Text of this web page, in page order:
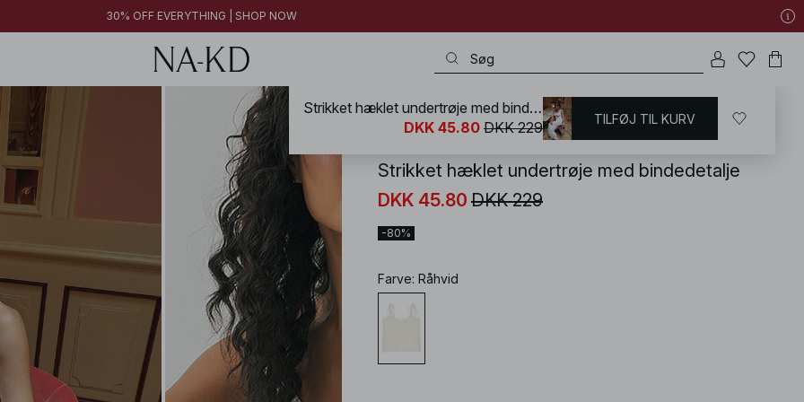
30% OFF EVERYTHING | SHOP NOW
NA-KD / T-shirts og Toppe / Toppe
Strikket hæklet undertrøje med bindedetalje
DKK 45.80 DKK 229
-80%
Farve: Råhvid
Strikket hæklet undertrøje med bindedetalje
DKK 45.80 DKK 229 TILFØJ TIL KURV